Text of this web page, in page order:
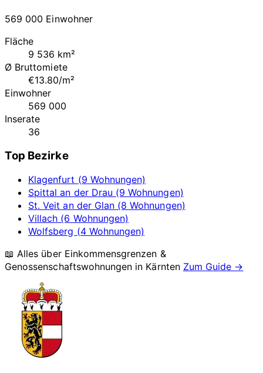
569 000 Einwohner
Fläche
9 536 km²
Ø Bruttomiete
€13.80/m²
Einwohner
569 000
Inserate
36
Top Bezirke
Klagenfurt (9 Wohnungen)
Spittal an der Drau (9 Wohnungen)
St. Veit an der Glan (8 Wohnungen)
Villach (6 Wohnungen)
Wolfsberg (4 Wohnungen)
📖 Alles über Einkommensgrenzen &
Genossenschaftswohnungen in Kärnten Zum Guide →